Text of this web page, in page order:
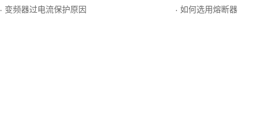
· 变频器过电流保护原因 · 如何选用熔断器